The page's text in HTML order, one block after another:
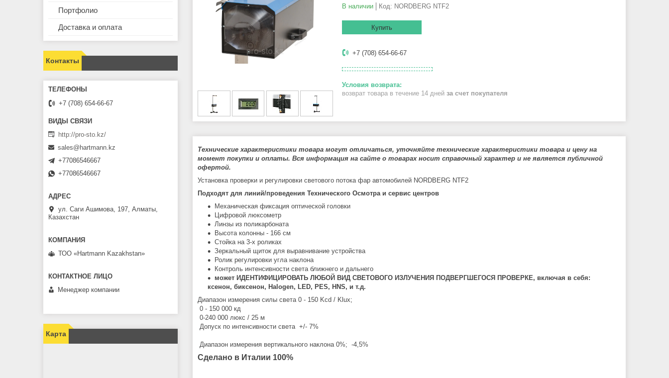
В наличии Код: NORDBERG NTF2
Купить
+7 (708) 654-66-67
возврат товара в течение 14 дней за счет покупателя
Технические характеристики товара могут отличаться, уточняйте технические характеристики товара и цену на
момент покупки и оплаты. Вся информация на сайте о товарах носит справочный характер и не является публичной
офертой.
Установка проверки и регулировки светового потока фар автомобилей NORDBERG NTF2
Подходят для линий/проведения Технического Осмотра и сервис центров
Механическая фиксация оптической головки
Цифровой люксометр
Линзы из поликарбоната
Высота колонны - 166 см
Стойка на 3-х роликах
Зеркальный щиток для выравнивание устройства
Ролик регулировки угла наклона
Контроль интенсивности света ближнего и дальнего
может ИДЕНТИФИЦИРОВАТЬ ЛЮБОЙ ВИД СВЕТОВОГО ИЗЛУЧЕНИЯ ПОДВЕРГШЕГОСЯ ПРОВЕРКЕ, включая в себя:
ксенон, биксенон, Halogen, LED, PES, HNS, и т.д.
Диапазон измерения силы света 0 - 150 Kcd / Klux;
0 - 150 000 кд
0-240 000 люкс / 25 м
Допуск по интенсивности света +/- 7%
Диапазон измерения вертикального наклона 0%; -4,5%
Сделано в Италии 100%
Портфолио
Доставка и оплата
Контакты
+7 (708) 654-66-67
http://pro-sto.kz/
sales@hartmann.kz
+77086546667
+77086546667
ул. Саги Ашимова, 197, Алматы,
Казахстан
ТОО «Hartmann Kazakhstan»
Менеджер компании
Карта